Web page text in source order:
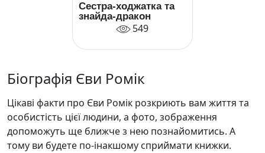
Сестра-ходжатка та
знайда-дракон
549
Біографія Єви Ромік
Цікаві факти про Єви Ромік розкриють вам життя та
особистість цієї людини, а фото, зображення
допоможуть ще ближче з нею познайомитись. А
тому ви будете по-інакшому сприймати книжки.